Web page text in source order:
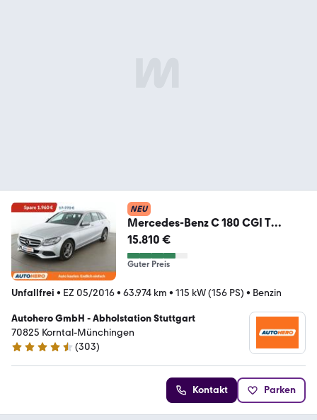
NEU
Mercedes-Benz C 180 CGI T
Avantgarde
*NAVI*TEMPO*PDC*SHZ*
15.810 €
Guter Preis
Unfallfrei • EZ 05/2016• 63.974 km • 115 kW (156 PS) • Benzin
Autohero GmbH - Abholstation Stuttgart
70825 Korntal-Münchingen
4.4 Sterne
(303)
Kontakt Parken